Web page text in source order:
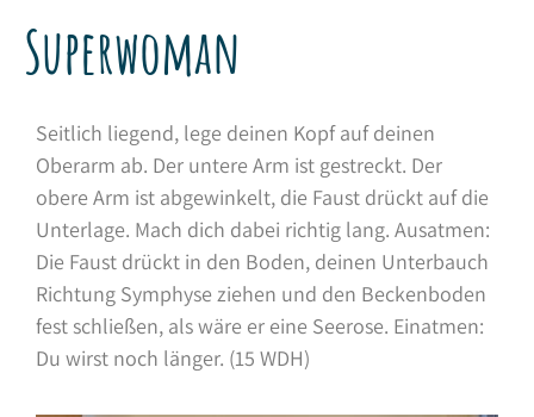
Superwoman
Seitlich liegend, lege deinen Kopf auf deinen
Oberarm ab. Der untere Arm ist gestreckt. Der
obere Arm ist abgewinkelt, die Faust drückt auf die
Unterlage. Mach dich dabei richtig lang. Ausatmen:
Die Faust drückt in den Boden, deinen Unterbauch
Richtung Symphyse ziehen und den Beckenboden
fest schließen, als wäre er eine Seerose. Einatmen:
Du wirst noch länger. (15 WDH)